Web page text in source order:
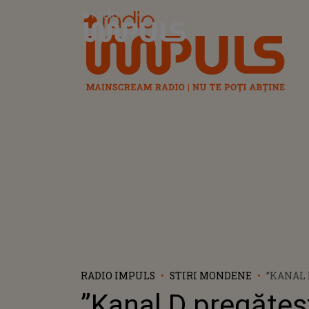
Radio Impuls
RADIO IMPULS STIRI MONDENE
”KANAL
FIECARE